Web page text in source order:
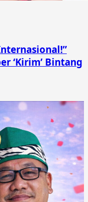
‘Kirim’ Bintang